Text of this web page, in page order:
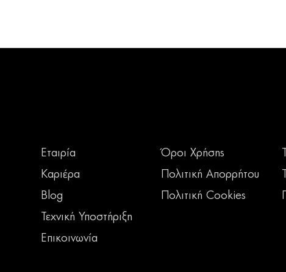
Εταιρία
Καριέρα
Blog
Τεχνική Υποστήριξη
Επικοινωνία
Όροι Χρήσης
Πολιτική Απορρήτου
Πολιτική Cookies